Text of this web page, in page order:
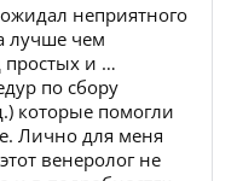
неприятного
лучше чем
простых и …
по сбору
которые помогли
Лично для меня
венеролог не